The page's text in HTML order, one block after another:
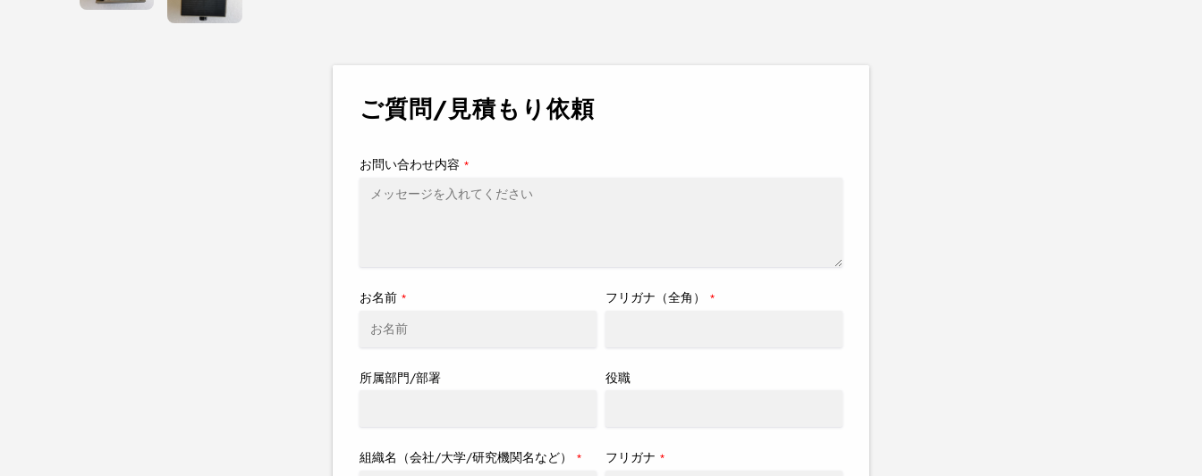
す
る
ご質問/見積もり依頼
お問い合わせ内容 *
お名前 * フリガナ（全角） *
所属部門/部署 役職
組織名（会社/大学/研究機関名など） * フリガナ *